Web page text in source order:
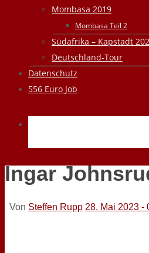
Mombasa 2019
Mombasa Teil 2
Südafrika – Kapstadt
Deutschland-Tour
Datenschutz
556 Euro Job
Ingar
Von Steffen Rupp 28. Mai 2023 -